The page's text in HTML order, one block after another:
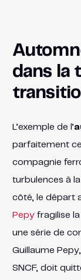
dans la
L’exemple de l’
parfaitement
compagnie
turbulences à
côté, le départ
Pepyfragilise la
une série de
Guillaume
SNCF, doit